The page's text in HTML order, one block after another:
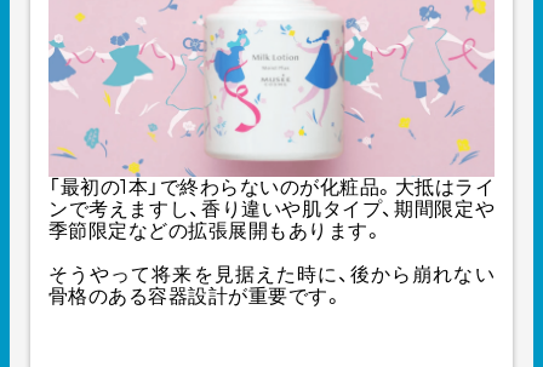
「最初の1本」で終わらないのが化粧品。大抵はライ
ンで考えますし、香り違いや肌タイプ、期間限定や
季節限定などの拡張展開もあります。
そうやって将来を見据えた時に、後から崩れない
骨格のある容器設計が重要です。